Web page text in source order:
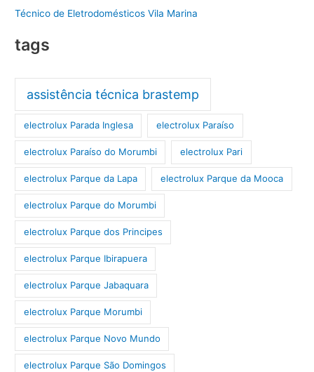
Técnico de Eletrodomésticos Vila Marina
tags
assistência técnica brastemp
electrolux Parada Inglesa electrolux Paraíso
electrolux Paraíso do Morumbi electrolux Pari
electrolux Parque da Lapa electrolux Parque da Mooca
electrolux Parque do Morumbi
electrolux Parque dos Principes
electrolux Parque Ibirapuera
electrolux Parque Jabaquara
electrolux Parque Morumbi
electrolux Parque Novo Mundo
electrolux Parque São Domingos